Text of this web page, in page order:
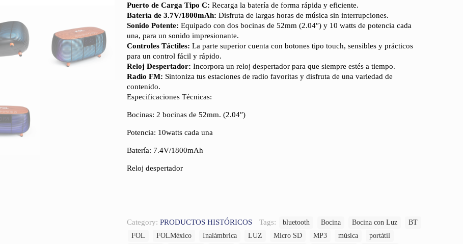
Puerto de Carga Tipo C: Recarga la batería de forma rápida y eficiente.
Batería de 3.7V/1800mAh: Disfruta de largas horas de música sin interrupciones.
Sonido Potente: Equipado con dos bocinas de 52mm (2.04″) y 10 watts de potencia cada
una, para un sonido impresionante.
Controles Táctiles: La parte superior cuenta con botones tipo touch, sensibles y prácticos
para un control fácil y rápido.
Reloj Despertador: Incorpora un reloj despertador para que siempre estés a tiempo.
Radio FM: Sintoniza tus estaciones de radio favoritas y disfruta de una variedad de
contenido.
Especificaciones Técnicas:
Bocinas: 2 bocinas de 52mm. (2.04″)
Potencia: 10watts cada una
Batería: 7.4V/1800mAh
Reloj despertador
Category: PRODUCTOS HISTÓRICOS Tags: bluetooth Bocina Bocina con Luz
BT
FOL
FOLMéxico Inalámbrica LUZ Micro SD MP3 música
portátil